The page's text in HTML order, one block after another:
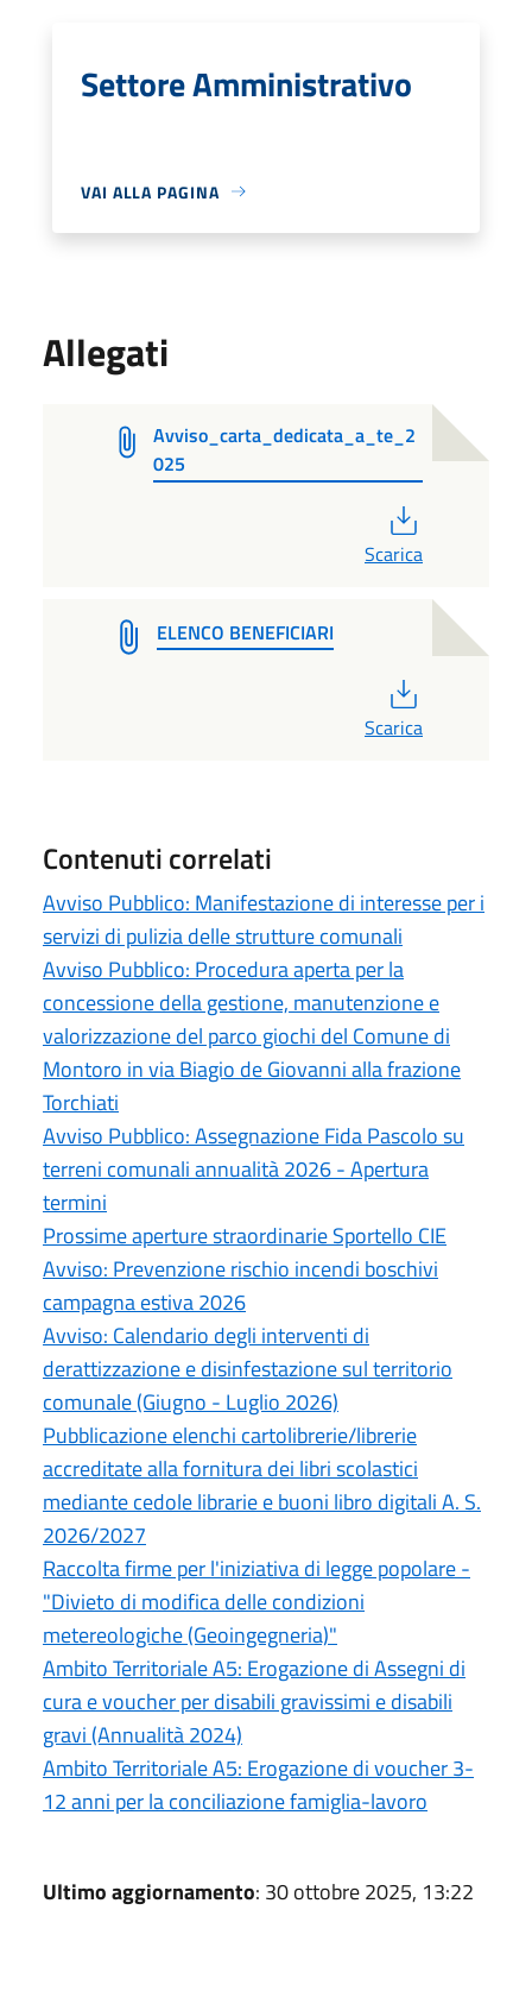
Settore Amministrativo
VAI ALLA PAGINA
Allegati
Avviso_carta_dedicata_a_te_2
025
Scarica
ELENCO BENEFICIARI
Scarica
Contenuti correlati
Avviso Pubblico: Manifestazione di interesse per i
servizi di pulizia delle strutture comunali
Avviso Pubblico: Procedura aperta per la
concessione della gestione, manutenzione e
valorizzazione del parco giochi del Comune di
Montoro in via Biagio de Giovanni alla frazione
Torchiati
Avviso Pubblico: Assegnazione Fida Pascolo su
terreni comunali annualità 2026 - Apertura
termini
Prossime aperture straordinarie Sportello CIE
Avviso: Prevenzione rischio incendi boschivi
campagna estiva 2026
Avviso: Calendario degli interventi di
derattizzazione e disinfestazione sul territorio
comunale (Giugno - Luglio 2026)
Pubblicazione elenchi cartolibrerie/librerie
accreditate alla fornitura dei libri scolastici
mediante cedole librarie e buoni libro digitali A. S.
2026/2027
Raccolta firme per l'iniziativa di legge popolare -
"Divieto di modifica delle condizioni
metereologiche (Geoingegneria)"
Ambito Territoriale A5: Erogazione di Assegni di
cura e voucher per disabili gravissimi e disabili
gravi (Annualità 2024)
Ambito Territoriale A5: Erogazione di voucher 3-
12 anni per la conciliazione famiglia-lavoro
Ultimo aggiornamento: 30 ottobre 2025, 13:22